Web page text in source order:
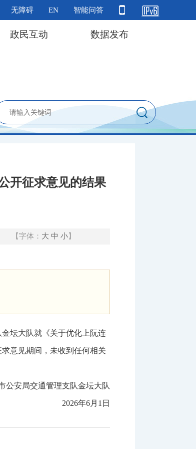
无障碍 EN 智能问答
政民互动 数据发布
开征求意见的结果
【字体： 大 中 小】
金坛大队就《关于优化上阮连
意见期间，未收到任何相关
公安局交通管理支队金坛大队
2026年6月1日